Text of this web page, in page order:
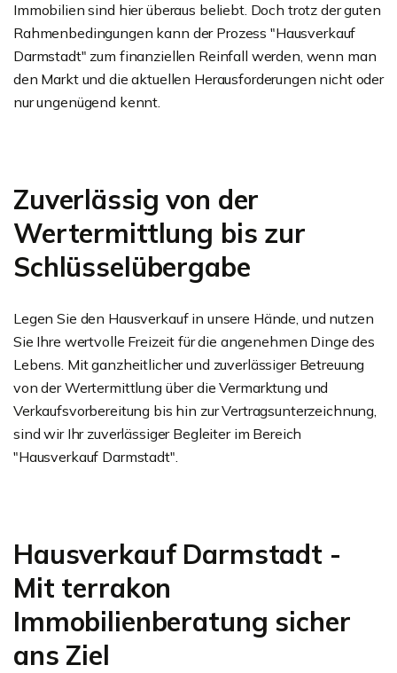
Immobilien sind hier überaus beliebt. Doch trotz der guten
Rahmenbedingungen kann der Prozess "Hausverkauf
Darmstadt" zum finanziellen Reinfall werden, wenn man
den Markt und die aktuellen Herausforderungen nicht oder
nur ungenügend kennt.
Zuverlässig von der
Wertermittlung bis zur
Schlüsselübergabe
Legen Sie den Hausverkauf in unsere Hände, und nutzen
Sie Ihre wertvolle Freizeit für die angenehmen Dinge des
Lebens. Mit ganzheitlicher und zuverlässiger Betreuung
von der Wertermittlung über die Vermarktung und
Verkaufsvorbereitung bis hin zur Vertragsunterzeichnung,
sind wir Ihr zuverlässiger Begleiter im Bereich
"Hausverkauf Darmstadt".
Hausverkauf Darmstadt -
Mit terrakon
Immobilienberatung sicher
ans Ziel